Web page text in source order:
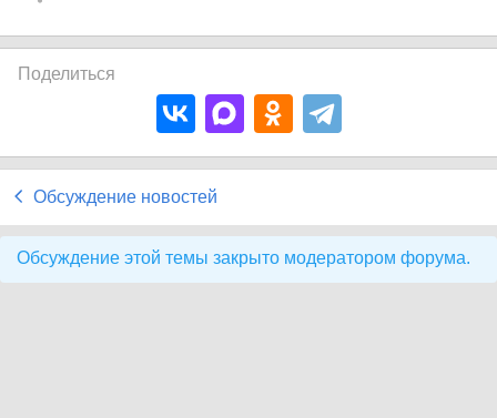
Поделиться
Обсуждение новостей
Обсуждение этой темы закрыто модератором форума.